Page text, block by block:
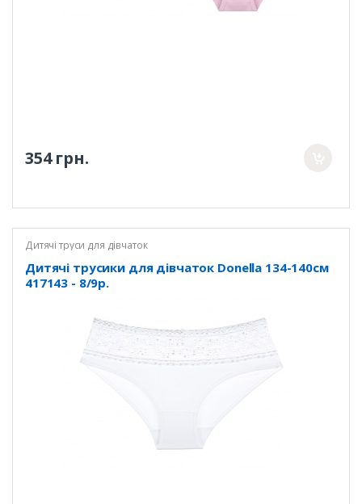
354 грн.
Дитячі труси для дівчаток
Дитячі трусики для дівчаток Donella 134-140см
417143 - 8/9р.